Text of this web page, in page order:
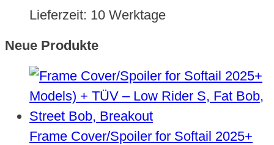
Lieferzeit: 10 Werktage
Neue Produkte
Frame Cover/Spoiler for Softail 2025+